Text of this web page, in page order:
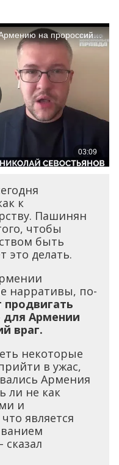
к
Пашинян
чтобы
быть
это делать.
нарративы, по-
для Армении
враг.
некоторые
в ужас,
Армения
ли не как
и
является
сказал